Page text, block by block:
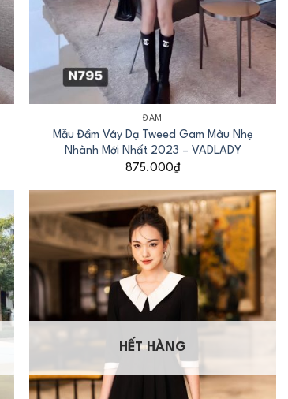
ĐẦM
Mẫu Đầm Váy Dạ Tweed Gam Màu Nhẹ
Nhành Mới Nhất 2023 – VADLADY
875.000₫
HẾT HÀNG